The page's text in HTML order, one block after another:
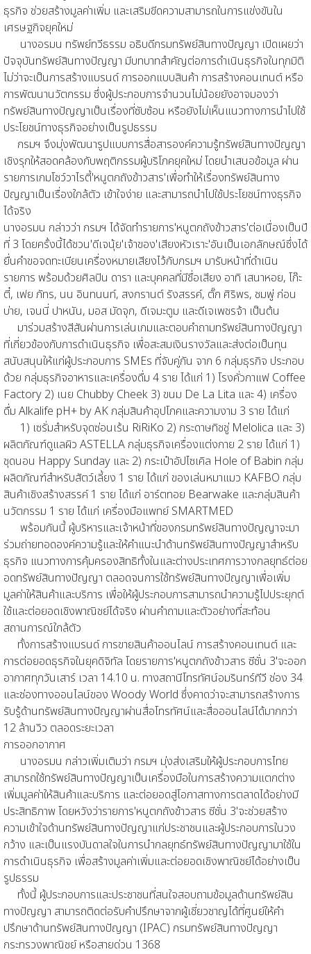
ธุรกิจ ช่วยสร้างมูลค่าเพิ่ม และเสริมขีดความสามารถในการแข่งขันใน
เศรษฐกิจยุคใหม่
นางอรมน ทรัพย์ทวีธรรม อธิบดีกรมทรัพย์สินทางปัญญา เปิดเผยว่า
ปัจจุบันทรัพย์สินทางปัญญา มีบทบาทสำคัญต่อการดำเนินธุรกิจในทุกมิติ
ไม่ว่าจะเป็นการสร้างแบรนด์ การออกแบบสินค้า การสร้างคอนเทนต์ หรือ
การพัฒนานวัตกรรม ซึ่งผู้ประกอบการจำนวนไม่น้อยยังอาจมองว่า
ทรัพย์สินทางปัญญาเป็นเรื่องที่ซับซ้อน หรือยังไม่เห็นแนวทางการนำไปใช้
ประโยชน์ทางธุรกิจอย่างเป็นรูปธรรม
กรมฯ จึงมุ่งพัฒนารูปแบบการสื่อสารองค์ความรู้ทรัพย์สินทางปัญญา
เชิงรุกให้สอดคล้องกับพฤติกรรมผู้บริโภคยุคใหม่ โดยนำเสนอข้อมูล ผ่าน
รายการเกมโชว์วาไรตี้'หนูตกถังข้าวสาร'เพื่อทำให้เรื่องทรัพย์สินทาง
ปัญญาเป็นเรื่องใกล้ตัว เข้าใจง่าย และสามารถนำไปใช้ประโยชน์ทางธุรกิจ
ได้จริง
นางอรมน กล่าวว่า กรมฯ ได้จัดทำรายการ'หนูตกถังข้าวสาร'ต่อเนื่องเป็นปี
ที่ 3 โดยครั้งนี้ได้ชวน'ดีเจนุ้ย'เจ้าของ'เสียงหัวเราะ'อันเป็นเอกลักษณ์ซึ่งได้
ยื่นคำขอจดทะเบียนเครื่องหมายเสียงไว้กับกรมฯ มารับหน้าที่ดำเนิน
รายการ พร้อมด้วยศิลปิน ดารา และบุคคลที่มีชื่อเสียง อาทิ เสนาหอย, โก๊ะ
ตี๋, เฟย ภัทร, นน อินทนนท์, สงกรานต์ รังสรรค์, ตั๊ก ศิริพร, ชมพู่ ก่อน
บ่าย, เจนนี่ ปาหนัน, มอส มัดจุก, ดีเจมะตูม และดีเจเพชรจ้า เป็นต้น
มาร่วมสร้างสีสันผ่านการเล่นเกมและตอบคำถามทรัพย์สินทางปัญญา
ที่เกี่ยวข้องกับการดำเนินธุรกิจ เพื่อสะสมเงินรางวัลและส่งต่อเป็นทุน
สนับสนุนให้แก่ผู้ประกอบการ SMEs ที่จับคู่กัน จาก 6 กลุ่มธุรกิจ ประกอบ
ด้วย กลุ่มธุรกิจอาหารและเครื่องดื่ม 4 ราย ได้แก่ 1) โรงคั่วกาแฟ Coffee
Factory 2) เนย Chubby Cheek 3) ขนม De La Lita และ 4) เครื่อง
ดื่ม Alkalife pH+ by AK กลุ่มสินค้าอุปโภคและความงาม 3 ราย ได้แก่
1) เซรั่มสำหรับจุดซ่อนเร้น RiRiKo 2) กระดาษทิชชู่ Melolica และ 3)
ผลิตภัณฑ์ดูแลผิว ASTELLA กลุ่มธุรกิจเครื่องแต่งกาย 2 ราย ได้แก่ 1)
ชุดนอน Happy Sunday และ 2) กระเป๋าอัปไซเคิล Hole of Babin กลุ่ม
ผลิตภัณฑ์สำหรับสัตว์เลี้ยง 1 ราย ได้แก่ ของเล่นหมาแมว KAFBO กลุ่ม
สินค้าเชิงสร้างสรรค์ 1 ราย ได้แก่ อาร์ตทอย Bearwake และกลุ่มสินค้า
นวัตกรรม 1 ราย ได้แก่ เครื่องมือแพทย์ SMARTMED
พร้อมกันนี้ ผู้บริหารและเจ้าหน้าที่ของกรมทรัพย์สินทางปัญญาจะมา
ร่วมถ่ายทอดองค์ความรู้และให้คำแนะนำด้านทรัพย์สินทางปัญญาสำหรับ
ธุรกิจ แนวทางการคุ้มครองสิทธิทั้งในและต่างประเทศการวางกลยุทธ์ต่อย
อดทรัพย์สินทางปัญญา ตลอดจนการใช้ทรัพย์สินทางปัญญาเพื่อเพิ่ม
มูลค่าให้สินค้าและบริการ เพื่อให้ผู้ประกอบการสามารถนำความรู้ไปประยุกต์
ใช้และต่อยอดเชิงพาณิชย์ได้จริง ผ่านคำถามและตัวอย่างที่สะท้อน
สถานการณ์ใกล้ตัว
ทั้งการสร้างแบรนด์ การขายสินค้าออนไลน์ การสร้างคอนเทนต์ และ
การต่อยอดธุรกิจในยุคดิจิทัล โดยรายการ'หนูตกถังข้าวสาร ซีซั่น 3'จะออก
อากาศทุกวันเสาร์ เวลา 14.10 น. ทางสถานีโทรทัศน์อมรินทร์ทีวี ช่อง 34
และช่องทางออนไลน์ของ Woody World ซึ่งคาดว่าจะสามารถสร้างการ
รับรู้ด้านทรัพย์สินทางปัญญาผ่านสื่อโทรทัศน์และสื่อออนไลน์ได้มากกว่า
12 ล้านวิว ตลอดระยะเวลา
การออกอากาศ
นางอรมน กล่าวเพิ่มเติมว่า กรมฯ มุ่งส่งเสริมให้ผู้ประกอบการไทย
สามารถใช้ทรัพย์สินทางปัญญาเป็นเครื่องมือในการสร้างความแตกต่าง
เพิ่มมูลค่าให้สินค้าและบริการ และต่อยอดสู่โอกาสทางการตลาดได้อย่างมี
ประสิทธิภาพ โดยหวังว่ารายการ'หนูตกถังข้าวสาร ซีซั่น 3'จะช่วยสร้าง
ความเข้าใจด้านทรัพย์สินทางปัญญาแก่ประชาชนและผู้ประกอบการในวง
กว้าง และเป็นแรงบันดาลใจในการนำกลยุทธ์ทรัพย์สินทางปัญญามาใช้ใน
การดำเนินธุรกิจ เพื่อสร้างมูลค่าเพิ่มและต่อยอดเชิงพาณิชย์ได้อย่างเป็น
รูปธรรม
ทั้งนี้ ผู้ประกอบการและประชาชนที่สนใจสอบถามข้อมูลด้านทรัพย์สิน
ทางปัญญา สามารถติดต่อรับคำปรึกษาจากผู้เชี่ยวชาญได้ที่ศูนย์ให้คำ
ปรึกษาด้านทรัพย์สินทางปัญญา (IPAC) กรมทรัพย์สินทางปัญญา
กระทรวงพาณิชย์ หรือสายด่วน 1368